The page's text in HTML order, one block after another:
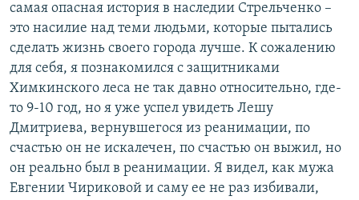
самая опасная история в наследии Стрельченко –
это насилие над теми людьми, которые пытались
сделать жизнь своего города лучше. К сожалению
для себя, я познакомился с защитниками
Химкинского леса не так давно относительно, где-
то 9-10 год, но я уже успел увидеть Лешу
Дмитриева, вернувшегося из реанимации, по
счастью он не искалечен, по счастью он выжил, но
он реально был в реанимации. Я видел, как мужа
Евгении Чириковой и саму ее не раз избивали,